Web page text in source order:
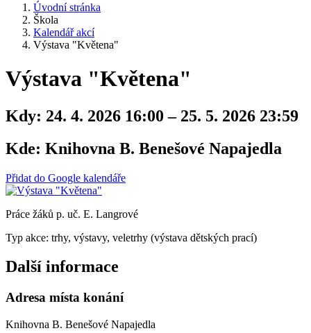
Úvodní stránka
Škola
Kalendář akcí
Výstava "Květena"
Výstava "Květena"
Kdy: 24. 4. 2026 16:00 – 25. 5. 2026 23:59
Kde: Knihovna B. Benešové Napajedla
Přidat do Google kalendáře
Práce žáků p. uč. E. Langrové
Typ akce: trhy, výstavy, veletrhy (výstava dětských prací)
Další informace
Adresa místa konání
Knihovna B. Benešové Napajedla